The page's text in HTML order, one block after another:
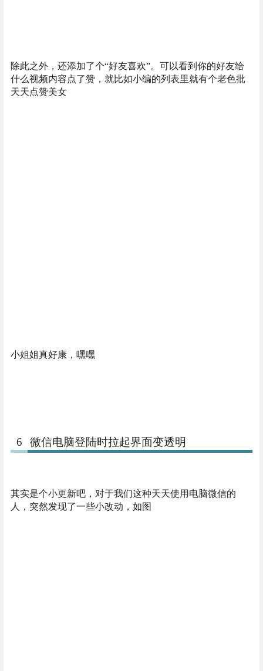
除此之外，还添加了个“好友喜欢”。可以看到你的好友给
什么视频内容点了赞，就比如小编的列表里就有个老色批
天天点赞美女
小姐姐真好康，嘿嘿
6 微信电脑登陆时拉起界面变透明
其实是个小更新吧，对于我们这种天天使用电脑微信的
人，突然发现了一些小改动，如图